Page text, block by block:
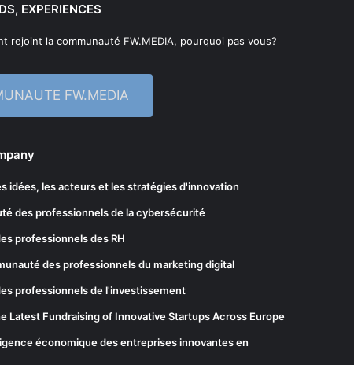
EXPERIENCES
rejoint la communauté FW.MEDIA, pourquoi pas vous?
FW.MEDIA
idées, les acteurs et les stratégies d'innovation
des professionnels de la cybersécurité
professionnels des RH
des professionnels du marketing digital
professionnels de l'investissement
Latest Fundraising of Innovative Startups Across Europe
économique des entreprises innovantes en